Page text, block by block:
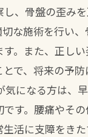
、骨盤の歪み
な施術を行い
。また、正し
で、将来の予
気になる方は、
す。腰痛やそ
活に支障をき